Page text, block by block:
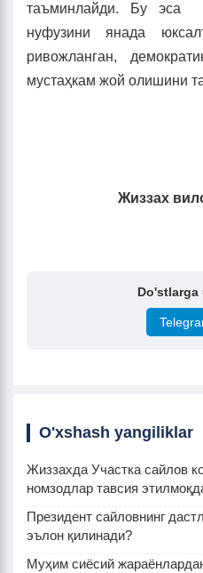
таъминлайди. Бу эса
нуфузини янада
ривожланган,
мустаҳкам жой олишини
Жиззах
O'xshash yangiliklar
Жиззахда Участка сайлов
номзодлар тавсия
Президент сайловнинг
эълон қилинади?
Муҳим сиёсий